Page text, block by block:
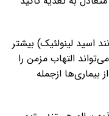
غذایی غربی امروزی امگا-۶ (مانند اسید لینولئیک) بیشتر
می‌تواند التهاب مزمن را
ازجمله